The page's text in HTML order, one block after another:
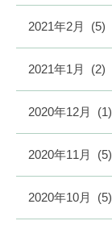
2021年2月 (5)
2021年1月 (2)
2020年12月 (1)
2020年11月 (5)
2020年10月 (5)